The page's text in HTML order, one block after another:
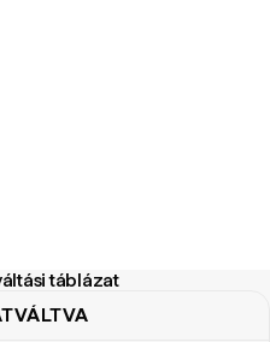
táblázat